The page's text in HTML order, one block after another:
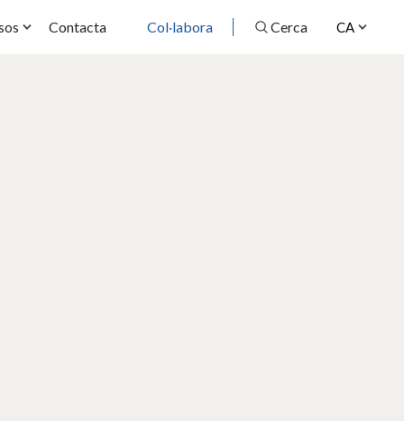
CA
Contacta Col·labora Cerca